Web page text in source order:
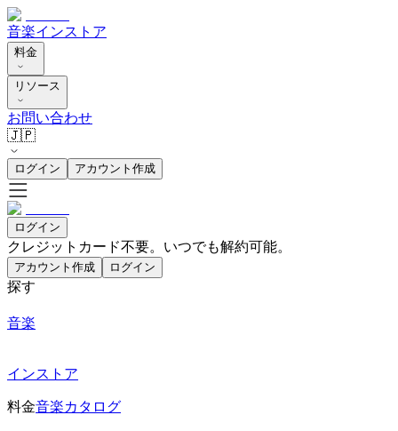
音楽インストア
料金
リソース
お問い合わせ
🇯🇵
ログイン アカウント作成
ログイン
クレジットカード不要。いつでも解約可能。
アカウント作成 ログイン
探す
音楽
インストア
料金音楽カタログ